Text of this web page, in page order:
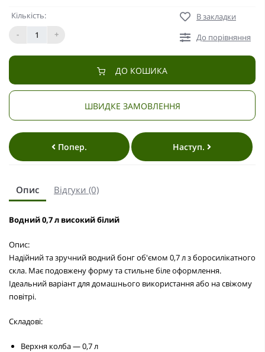
Кількість:
-
+
В закладки
До порівняння
ДО КОШИКА
ШВИДКЕ ЗАМОВЛЕННЯ
Попер. Наступ.
Опис Відгуки (0)
Водний 0,7 л високий білий
Опис:
Надійний та зручний водний бонг об'ємом 0,7 лз боросилікатного
скла. Має подовжену форму та стильне біле оформлення.
Ідеальний варіант для домашнього використання або на свіжому
повітрі.
Складові:
Верхня колба — 0,7 л